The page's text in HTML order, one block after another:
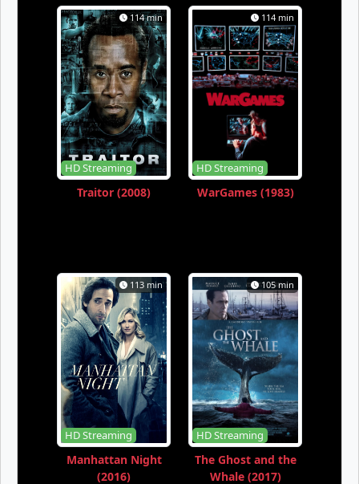
114 min
HD Streaming
Traitor (2008)
114 min
HD Streaming
WarGames (1983)
113 min
HD Streaming
Manhattan Night
(2016)
105 min
HD Streaming
The Ghost and the
Whale (2017)